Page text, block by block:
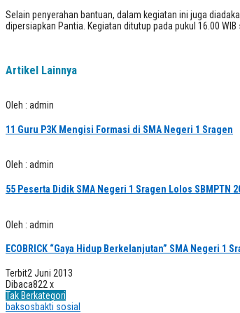
Selain penyerahan bantuan, dalam kegiatan ini juga
dipersiapkan Pantia. Kegiatan ditutup pada pukul 16.00
Artikel Lainnya
Oleh : admin
11 Guru P3K Mengisi Formasi di SMA Negeri 1 Sragen
Oleh : admin
55 Peserta Didik SMA Negeri 1 Sragen Lolos SBMPTN
Oleh : admin
ECOBRICK “Gaya Hidup Berkelanjutan” SMA Negeri 1
Terbit2 Juni 2013
Dibaca822 x
Tak Berkategori
baksosbakti sosial